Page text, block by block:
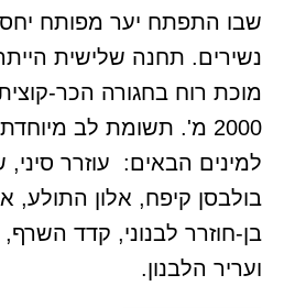
שבו התפתח יער מפותח
נשירים. תחנה שלישית
מוכת רוח בחגורה הכר-
2000 מ'. תשומת לב
למינים הבאים: עוזרר סיני,
בולבסן קיפח, אלון התולע,
בן-חוזרר לבנוני, קדד
ועריר הלבנון.